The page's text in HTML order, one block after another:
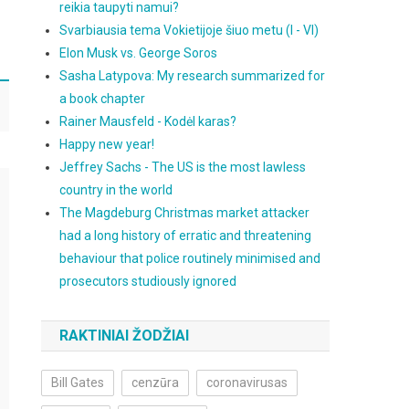
reikia taupyti namui?
Svarbiausia tema Vokietijoje šiuo metu (I - VI)
Elon Musk vs. George Soros
Sasha Latypova: My research summarized for
a book chapter
Rainer Mausfeld - Kodėl karas?
Happy new year!
Jeffrey Sachs - The US is the most lawless
country in the world
The Magdeburg Christmas market attacker
had a long history of erratic and threatening
behaviour that police routinely minimised and
prosecutors studiously ignored
RAKTINIAI ŽODŽIAI
Bill Gates cenzūra coronavirusas